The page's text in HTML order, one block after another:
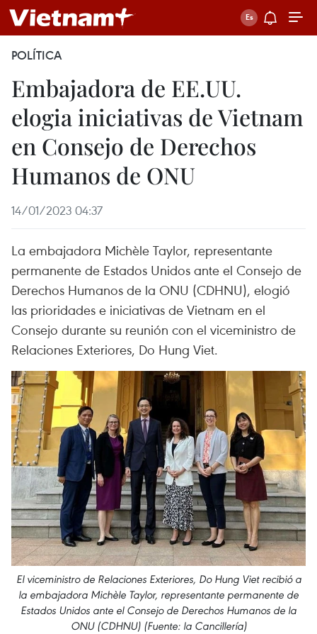
POLÍTICA
Embajadora de EE.UU.
elogia iniciativas de Vietnam
en Consejo de Derechos
Humanos de ONU
14/01/2023 04:37
La embajadora Michèle Taylor, representante
permanente de Estados Unidos ante el Consejo de
Derechos Humanos de la ONU (CDHNU), elogió
las prioridades e iniciativas de Vietnam en el
Consejo durante su reunión con el viceministro de
Relaciones Exteriores, Do Hung Viet.
El viceministro de Relaciones Exteriores, Do Hung Viet recibió a
la embajadora Michèle Taylor, representante permanente de
Estados Unidos ante el Consejo de Derechos Humanos de la
ONU (CDHNU) (Fuente: la Cancillería)